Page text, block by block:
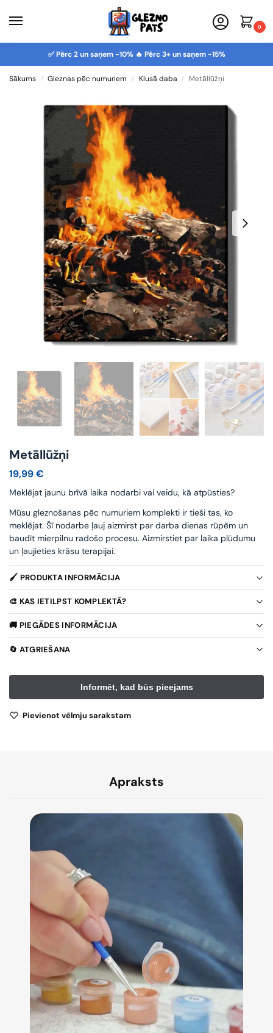
0
✅ Pērc 2 un saņem -10% 🔥 Pērc 3+ un saņem -15%
Sākums / Gleznas pēc numuriem / Klusā daba / Metāllūžņi
Metāllūžņi
19,99€
Meklējat jaunu brīvā laika nodarbi vai veidu, kā atpūsties?
Mūsu gleznošanas pēc numuriem komplekti ir tieši tas, ko
meklējat. Šī nodarbe ļauj aizmirst par darba dienas rūpēm un
baudīt mierpilnu radošo procesu. Aizmirstiet par laika plūdumu
un ļaujieties krāsu terapijai.
🖌️ PRODUKTA INFORMĀCIJA
🎨 KAS IETILPST KOMPLEKTĀ?
🚚 PIEGĀDES INFORMĀCIJA
🔄 ATGRIEŠANA
Pievienot vēlmju sarakstam
Apraksts